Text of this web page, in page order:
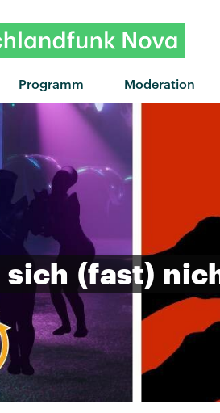
Programm Moderation
sich (fast)